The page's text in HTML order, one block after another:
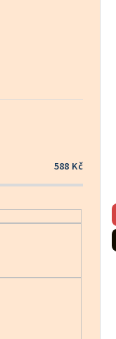
588 Kč